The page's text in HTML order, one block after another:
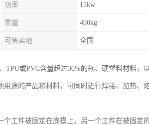
功率 15kw
重量 460kg
可售卖地 全国
或PVC含量超过30%的软、硬塑料材料，
途的产品和材料，可同时进行焊接、加热、
工件被固定在底模上，另一个工件在被固定